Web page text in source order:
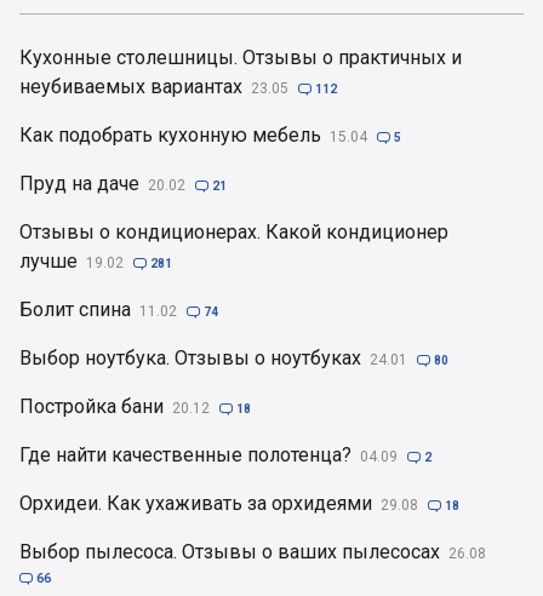
Кухонные столешницы. Отзывы о практичных и
неубиваемых вариантах 23.05  112
Как подобрать кухонную мебель 15.04  5
Пруд на даче 20.02  21
Отзывы о кондиционерах. Какой кондиционер
лучше 19.02  281
Болит спина 11.02  74
Выбор ноутбука. Отзывы о ноутбуках 24.01  80
Постройка бани 20.12  18
Где найти качественные полотенца? 04.09  2
Орхидеи. Как ухаживать за орхидеями 29.08  18
Выбор пылесоса. Отзывы о ваших пылесосах 26.08
 66